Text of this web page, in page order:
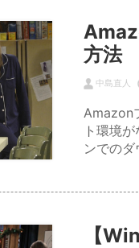
方法
中島直人
Amazon
ト環境
ンでの
【